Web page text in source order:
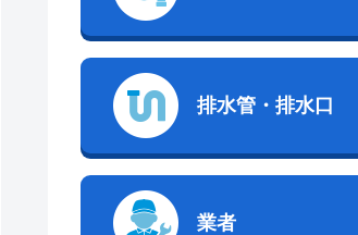
排水管・排水口
業者